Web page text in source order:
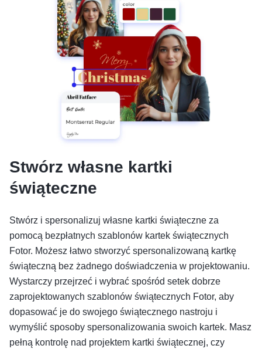
Stwórz własne kartki
świąteczne
Stwórz i spersonalizuj własne kartki świąteczne za
pomocą bezpłatnych szablonów kartek świątecznych
Fotor. Możesz łatwo stworzyć spersonalizowaną kartkę
świąteczną bez żadnego doświadczenia w projektowaniu.
Wystarczy przejrzeć i wybrać spośród setek dobrze
zaprojektowanych szablonów świątecznych Fotor, aby
dopasować je do swojego świątecznego nastroju i
wymyślić sposoby spersonalizowania swoich kartek. Masz
pełną kontrolę nad projektem kartki świątecznej, czy